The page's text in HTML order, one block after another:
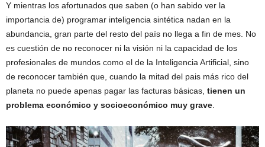
Y mientras los afortunados que saben (o han sabido ver la
importancia de) programar inteligencia sintética nadan en la
abundancia, gran parte del resto del país no llega a fin de mes. No
es cuestión de no reconocer ni la visión ni la capacidad de los
profesionales de mundos como el de la Inteligencia Artificial, sino
de reconocer también que, cuando la mitad del pais más rico del
planeta no puede apenas pagar las facturas básicas, tienen un
problema económico y socioeconómico muy grave